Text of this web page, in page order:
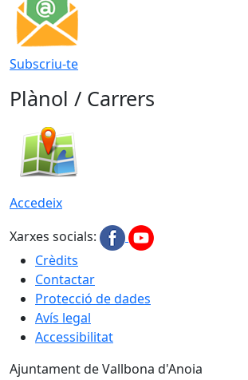
Subscriu-te
Plànol / Carrers
Accedeix
Xarxes socials:
Crèdits
Contactar
Protecció de dades
Avís legal
Accessibilitat
Ajuntament de Vallbona d'Anoia